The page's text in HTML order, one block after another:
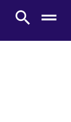
Etsi sivustolta